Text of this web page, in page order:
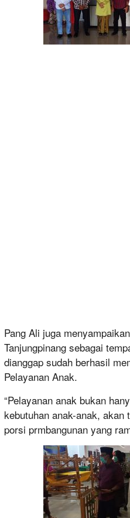
Pang Ali juga
Tanjungpinang sebagai
dianggap sudah berhasil
Pelayanan Anak.
“Pelayanan anak bukan
kebutuhan anak-anak, akan
porsi prmbangunan yang